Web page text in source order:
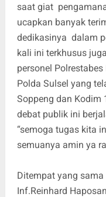
saat giat
ucapkan banyak
dedikasinya dalam
kali ini terkhusus
personel
Polda Sulsel yang
Soppeng dan Kodim
debat publik ini
“semoga tugas kita
semuanya amin ya
Ditempat yang
Inf.Reinhard